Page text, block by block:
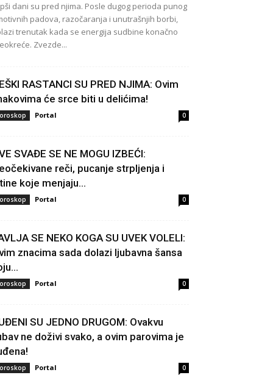
dani su pred njima. Posle dugog perioda punog
padova, razočaranja i unutrašnjih borbi,
trenutak kada se energija sudbine konačno
Zvezde...
RASTANCI SU PRED NJIMA: Ovim
će srce biti u delićima!
Portal 0
SVAĐE SE NE MOGU IZBEĆI:
reči, pucanje strpljenja i
koje menjaju...
Portal 0
SE NEKO KOGA SU UVEK VOLELI:
znacima sada dolazi ljubavna šansa
Portal 0
SU JEDNO DRUGOM: Ovakvu
ne doživi svako, a ovim parovima je
Portal 0